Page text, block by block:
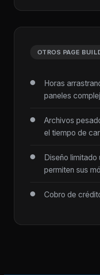
OTROS PAGE
Horas
paneles
Archivos
el tiempo de
Diseño
permiten sus
Cobro de